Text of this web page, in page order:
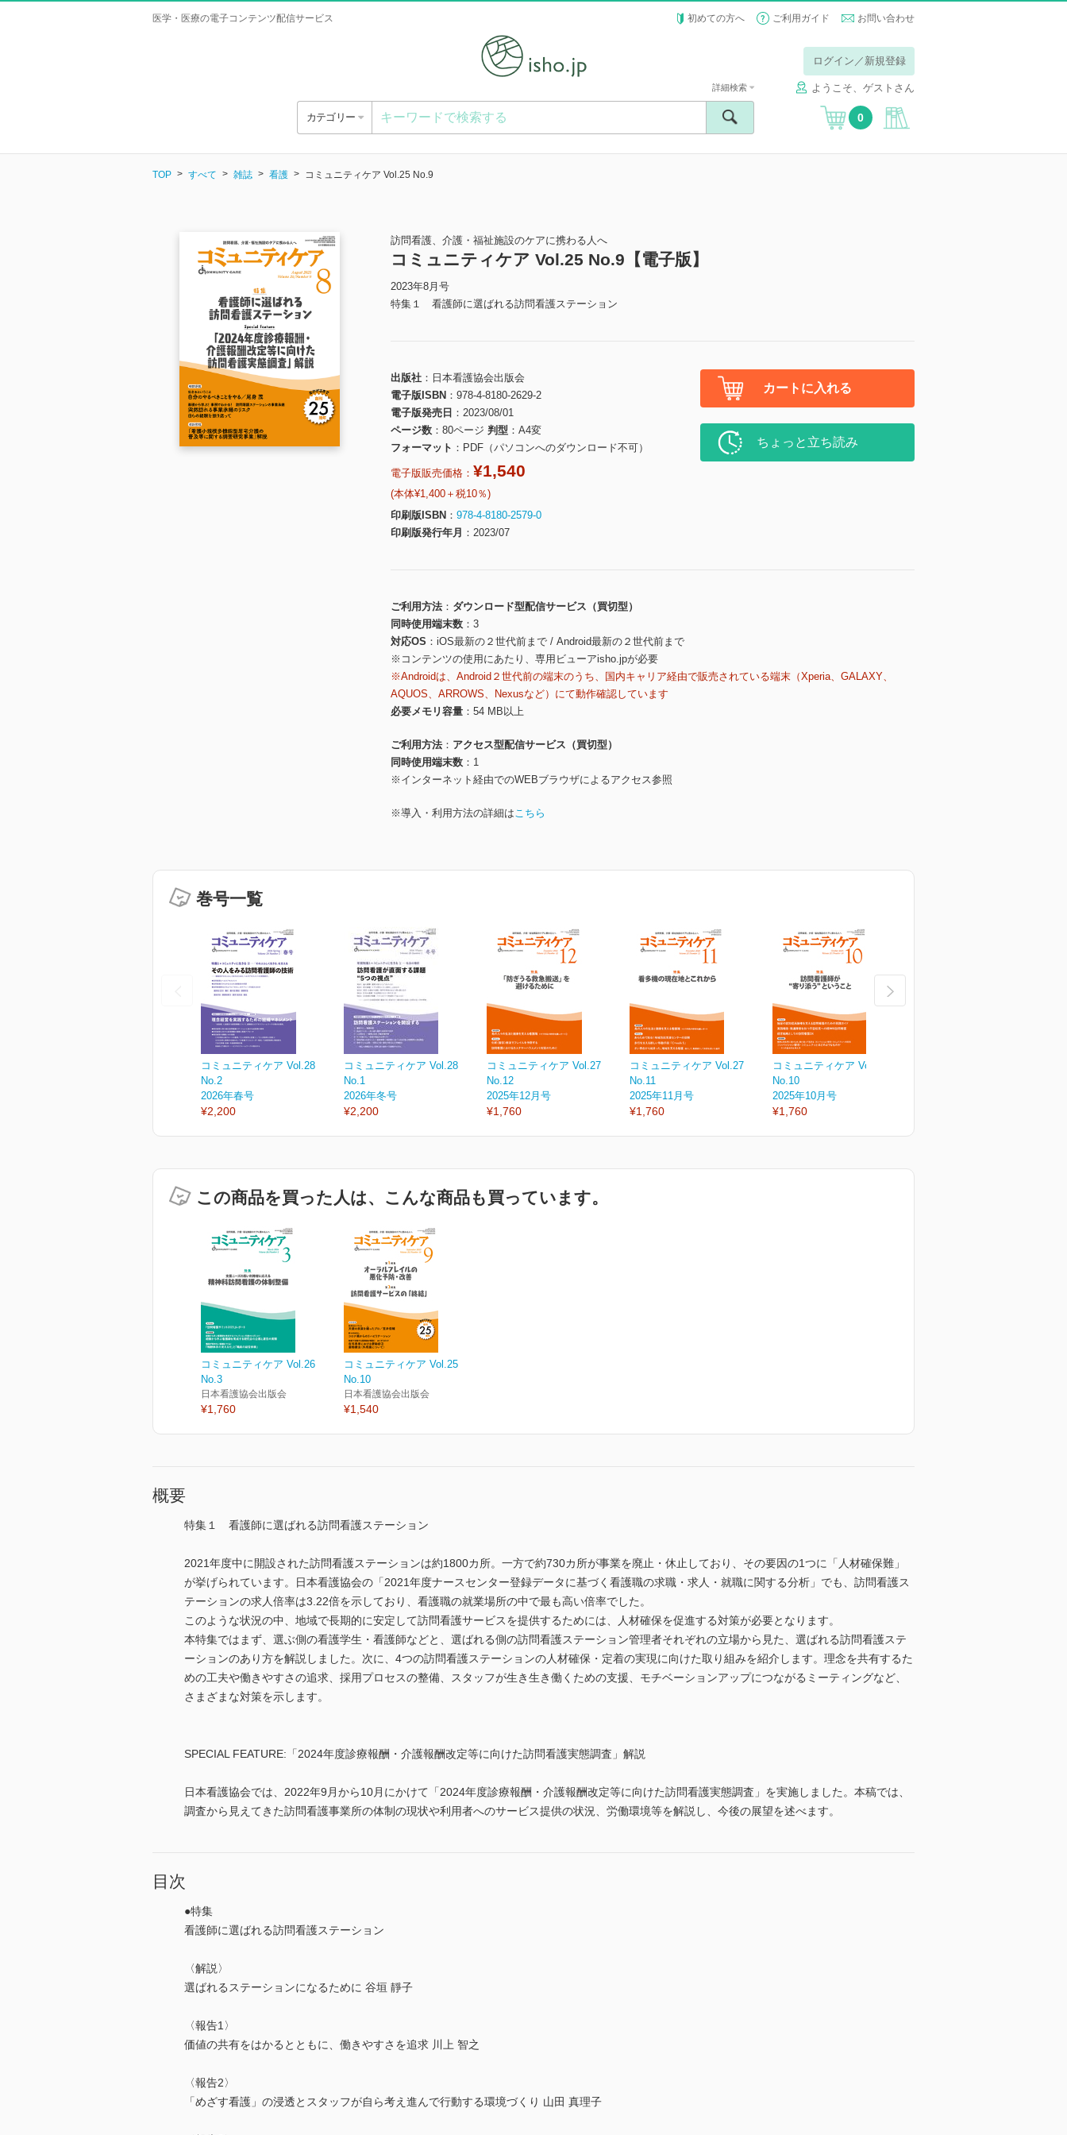
医学・医療の電子コンテンツ配信サービス 初めての方へ ご利用ガイド お問い合わせ
ログイン／新規登録
ようこそ、ゲストさん
カテゴリー
詳細検索
0
TOP すべて 雑誌 看護 コミュニティケア Vol.25 No.9
訪問看護、介護・福祉施設のケアに携わる人へ
コミュニティケア Vol.25 No.9【電子版】
2023年8月号
特集１ 看護師に選ばれる訪問看護ステーション
出版社
日本看護協会出版会
電子版ISBN
978-4-8180-2629-2
電子版発売日
2023/08/01
ページ数
80ページ 判型
A4変
フォーマット
PDF（パソコンへのダウンロード不可）
電子版販売価格： ¥1,540
(本体¥1,400＋税10％)
印刷版ISBN
978-4-8180-2579-0
印刷版発行年月
2023/07
カートに入れる
ちょっと立ち読み
ご利用方法
ダウンロード型配信サービス（買切型）
同時使用端末数
3
対応OS
iOS最新の２世代前まで / Android最新の２世代前まで
※コンテンツの使用にあたり、専用ビューアisho.jpが必要
※Androidは、Android２世代前の端末のうち、国内キャリア経由で販売されている端末（Xperia、GALAXY、
AQUOS、ARROWS、Nexusなど）にて動作確認しています
必要メモリ容量
54 MB以上
ご利用方法
アクセス型配信サービス（買切型）
同時使用端末数
1
※インターネット経由でのWEBブラウザによるアクセス参照
※導入・利用方法の詳細はこちら
巻号一覧
コミュニティケア Vol.28
No.2
2026年春号
¥2,200
コミュニティケア Vol.28
No.1
2026年冬号
¥2,200
コミュニティケア Vol.27
No.12
2025年12月号
¥1,760
コミュニティケア Vol.27
No.11
2025年11月号
¥1,760
コミュニティケア Vol.27
No.10
2025年10月号
¥1,760
この商品を買った人は、こんな商品も買っています。
コミュニティケア Vol.26
No.3
日本看護協会出版会
¥1,760
コミュニティケア Vol.25
No.10
日本看護協会出版会
¥1,540
概要
特集１ 看護師に選ばれる訪問看護ステーション
2021年度中に開設された訪問看護ステーションは約1800カ所。一方で約730カ所が事業を廃止・休止しており、その要因の1つに「人材確保難」
が挙げられています。日本看護協会の「2021年度ナースセンター登録データに基づく看護職の求職・求人・就職に関する分析」でも、訪問看護ス
テーションの求人倍率は3.22倍を示しており、看護職の就業場所の中で最も高い倍率でした。
このような状況の中、地域で長期的に安定して訪問看護サービスを提供するためには、人材確保を促進する対策が必要となります。
本特集ではまず、選ぶ側の看護学生・看護師などと、選ばれる側の訪問看護ステーション管理者それぞれの立場から見た、選ばれる訪問看護ステ
ーションのあり方を解説しました。次に、4つの訪問看護ステーションの人材確保・定着の実現に向けた取り組みを紹介します。理念を共有するた
めの工夫や働きやすさの追求、採用プロセスの整備、スタッフが生き生き働くための支援、モチベーションアップにつながるミーティングなど、
さまざまな対策を示します。
SPECIAL FEATURE:「2024年度診療報酬・介護報酬改定等に向けた訪問看護実態調査」解説
日本看護協会では、2022年9月から10月にかけて「2024年度診療報酬・介護報酬改定等に向けた訪問看護実態調査」を実施しました。本稿では、
調査から見えてきた訪問看護事業所の体制の現状や利用者へのサービス提供の状況、労働環境等を解説し、今後の展望を述べます。
目次
●特集
看護師に選ばれる訪問看護ステーション
〈解説〉
選ばれるステーションになるために 谷垣 靜子
〈報告1〉
価値の共有をはかるとともに、働きやすさを追求 川上 智之
〈報告2〉
「めざす看護」の浸透とスタッフが自ら考え進んで行動する環境づくり 山田 真理子